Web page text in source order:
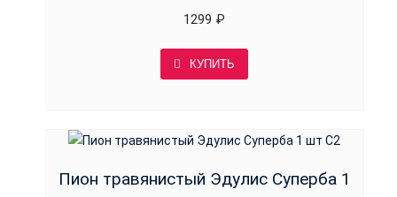
1299 ₽
КУПИТЬ
Пион травянистый Эдулис Суперба 1